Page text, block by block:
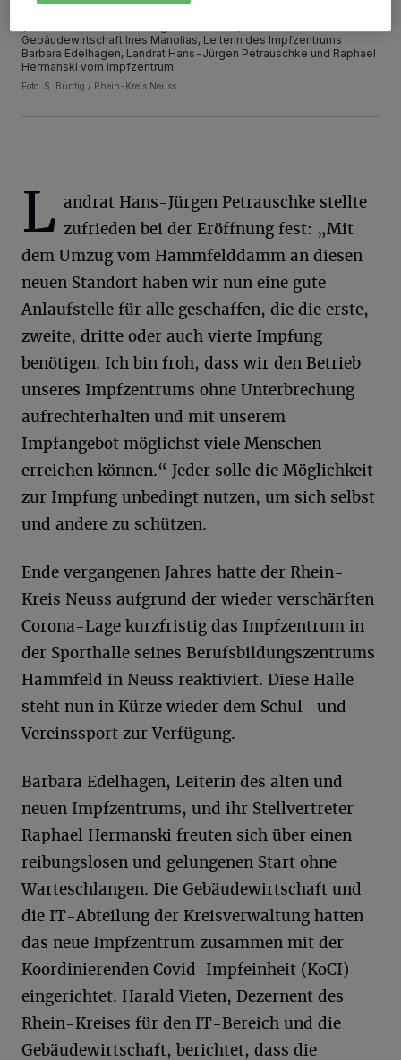
Gebäudewirtschaft Ines Manolias, Leiterin des Impfzentrums
Barbara Edelhagen, Landrat Hans-Jürgen Petrauschke und Raphael
Hermanski vom Impfzentrum.
Foto: S. Büntig / Rhein-Kreis Neuss
L andrat Hans-Jürgen Petrauschke stellte
zufrieden bei der Eröffnung fest: „Mit
dem Umzug vom Hammfelddamm an diesen
neuen Standort haben wir nun eine gute
Anlaufstelle für alle geschaffen, die die erste,
zweite, dritte oder auch vierte Impfung
benötigen. Ich bin froh, dass wir den Betrieb
unseres Impfzentrums ohne Unterbrechung
aufrechterhalten und mit unserem
Impfangebot möglichst viele Menschen
erreichen können.“ Jeder solle die Möglichkeit
zur Impfung unbedingt nutzen, um sich selbst
und andere zu schützen.
Ende vergangenen Jahres hatte der Rhein-
Kreis Neuss aufgrund der wieder verschärften
Corona-Lage kurzfristig das Impfzentrum in
der Sporthalle seines Berufsbildungszentrums
Hammfeld in Neuss reaktiviert. Diese Halle
steht nun in Kürze wieder dem Schul- und
Vereinssport zur Verfügung.
Barbara Edelhagen, Leiterin des alten und
neuen Impfzentrums, und ihr Stellvertreter
Raphael Hermanski freuten sich über einen
reibungslosen und gelungenen Start ohne
Warteschlangen. Die Gebäudewirtschaft und
die IT-Abteilung der Kreisverwaltung hatten
das neue Impfzentrum zusammen mit der
Koordinierenden Covid-Impfeinheit (KoCI)
eingerichtet. Harald Vieten, Dezernent des
Rhein-Kreises für den IT-Bereich und die
Gebäudewirtschaft, berichtet, dass die